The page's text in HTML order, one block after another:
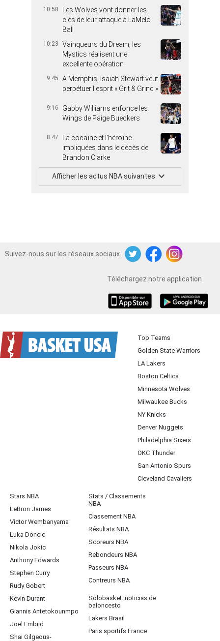
10:58
Les Wolves vont donner les
clés de leur attaque à LaMelo
Ball
10:23
Vainqueurs du Dream, les
Mystics réalisent une
excellente opération
9:45
A Memphis, Isaiah Stewart veut
perpétuer l’esprit « Grit & Grind »
9:16
Gabby Williams enfonce les
Wings de Paige Bueckers
8:47
La cocaïne et l’héroïne
impliquées dans le décès de
Brandon Clarke
Afficher les actus NBA suivantes
Suivez-nous sur les réseaux sociaux
TwitterFacebookInstagram
Téléchargez notre application
Top Teams
Golden State Warriors
LA Lakers
Boston Celtics
Minnesota Wolves
Milwaukee Bucks
NY Knicks
Denver Nuggets
Philadelphia Sixers
OKC Thunder
San Antonio Spurs
Cleveland Cavaliers
Stars NBA
LeBron James
Victor Wembanyama
Luka Doncic
Nikola Jokic
Anthony Edwards
Stephen Curry
Rudy Gobert
Kevin Durant
Giannis Antetokounmpo
Joel Embiid
Shai Gilgeous-
Stats / Classements
NBA
Classement NBA
Résultats NBA
Scoreurs NBA
Rebondeurs NBA
Passeurs NBA
Contreurs NBA
Solobasket: noticias de
baloncesto
Lakers Brasil
Paris sportifs France